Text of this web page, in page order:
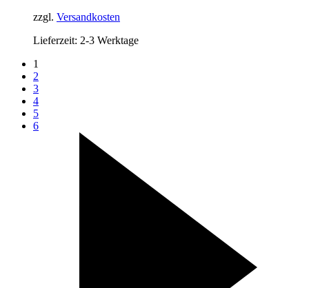
zzgl. Versandkosten
Lieferzeit: 2-3 Werktage
1
2
3
4
5
6